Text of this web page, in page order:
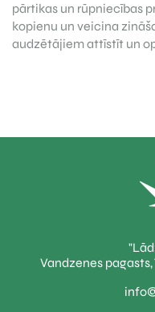
pārtikas un rūpniecības
kopienu un veicina
audzētājiem attīstīt un
Vandzenes pagasts,